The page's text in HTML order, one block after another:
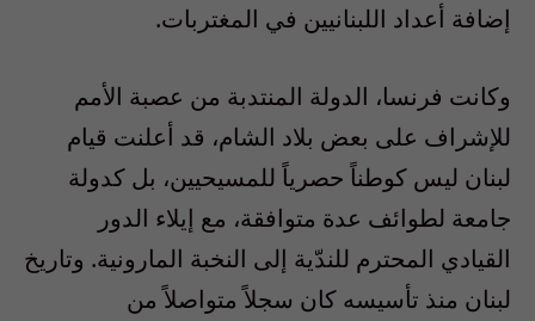
إضافة أعداد اللبنانيين في المغتربات.
وكانت فرنسا، الدولة المنتدبة من عصبة الأمم
للإشراف على بعض بلاد الشام، قد أعلنت قيام
لبنان ليس كوطناً حصرياً للمسيحيين، بل كدولة
جامعة لطوائف عدة متوافقة، مع إيلاء الدور
القيادي المحترم للندّية إلى النخبة المارونية. وتاريخ
لبنان منذ تأسيسه كان سجلاً متواصلاً من